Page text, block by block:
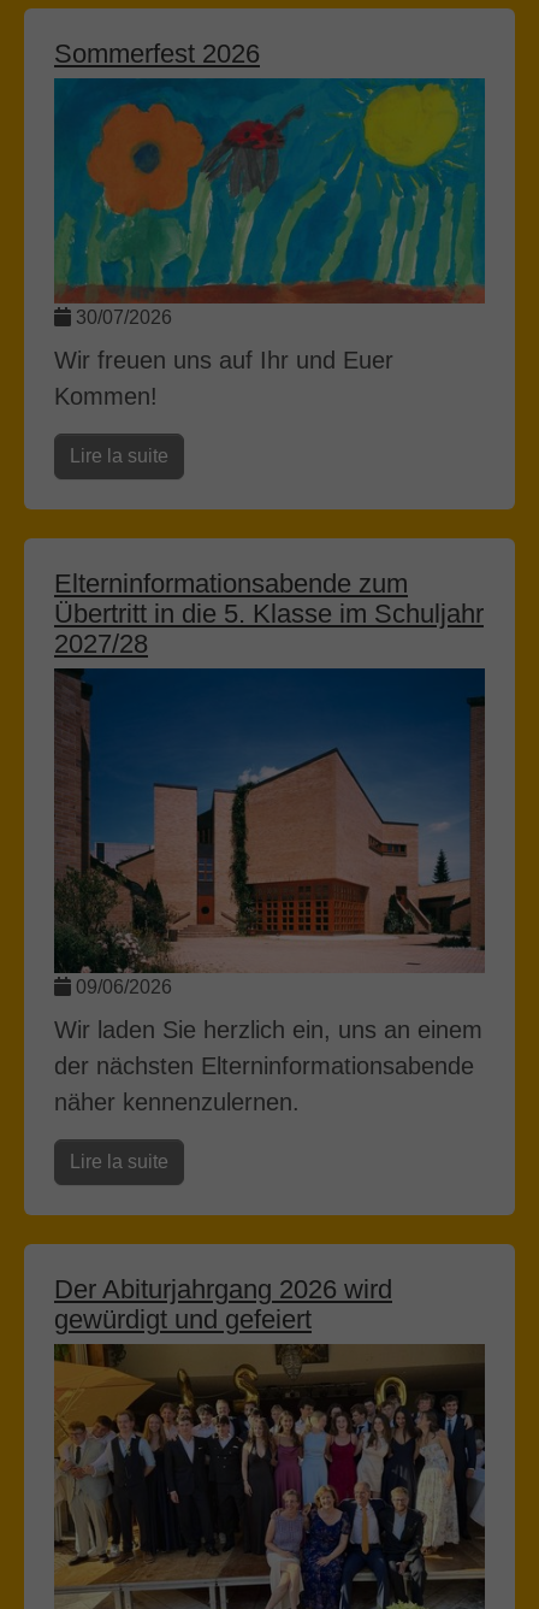
Sommerfest 2026
30/07/2026
Wir freuen uns auf Ihr und Euer
Kommen!
Lire la suite
Elterninformationsabende zum
Übertritt in die 5. Klasse im Schuljahr
2027/28
09/06/2026
Wir laden Sie herzlich ein, uns an einem
der nächsten Elterninformationsabende
näher kennenzulernen.
Lire la suite
Der Abiturjahrgang 2026 wird
gewürdigt und gefeiert